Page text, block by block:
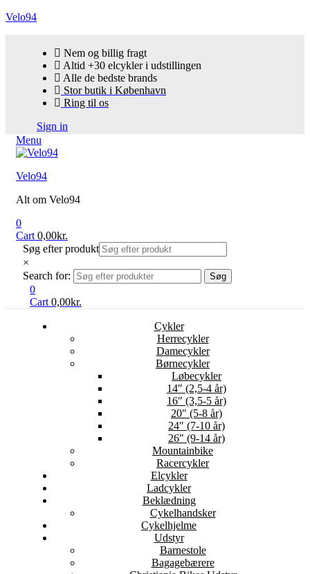
Velo94
Nem og billig fragt
Altid +30 elcykler i udstillingen
Alle de bedste brands
Stor butik i København
Ring til os
Sign in
Menu
Velo94
Alt om Velo94
0
Cart 0,00kr.
Søg efter produkt
×
Search for:
Søg
0
Cart 0,00kr.
Cykler
Herrecykler
Damecykler
Børnecykler
Løbecykler
14″ (2,5-4 år)
16″ (3,5-5 år)
20″ (5-8 år)
24″ (7-10 år)
26″ (9-14 år)
Mountainbike
Racercykler
Elcykler
Ladcykler
Beklædning
Cykelhandsker
Cykelhjelme
Udstyr
Barnestole
Bagagebærere